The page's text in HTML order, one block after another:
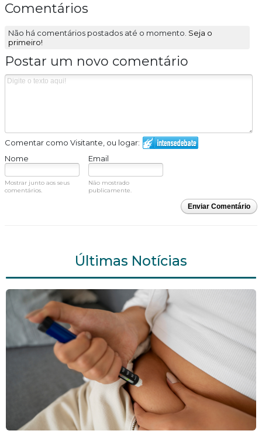
Comentários
Não há comentários postados até o momento. Seja o
primeiro!
Postar um novo comentário
Comentar como Visitante, ou logar:
Nome
Email
Mostrar junto aos seus
comentários.
Não mostrado
publicamente.
Enviar Comentário
Últimas Notícias